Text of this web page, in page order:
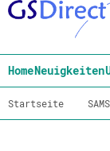
HomeNeuigkeiten
Startseite